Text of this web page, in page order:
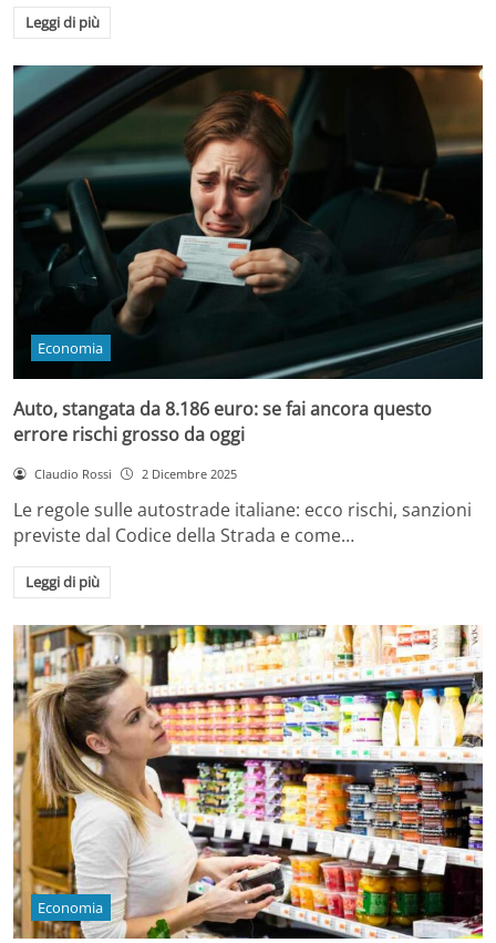
Leggi di più
Economia
Auto, stangata da 8.186 euro: se fai ancora questo
errore rischi grosso da oggi
Claudio Rossi 2 Dicembre 2025
Le regole sulle autostrade italiane: ecco rischi, sanzioni
previste dal Codice della Strada e come…
Leggi di più
Economia